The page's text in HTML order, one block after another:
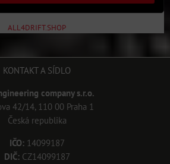
ALL4DRIFT.SHOP
KONTAKT A SÍDLO
company s.r.o.
42/14, 110 00 Praha 1
Česká republika
IČO:14099187
DIČ:CZ14099187